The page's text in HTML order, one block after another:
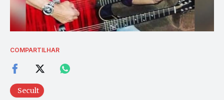
COMPARTILHAR
Secult